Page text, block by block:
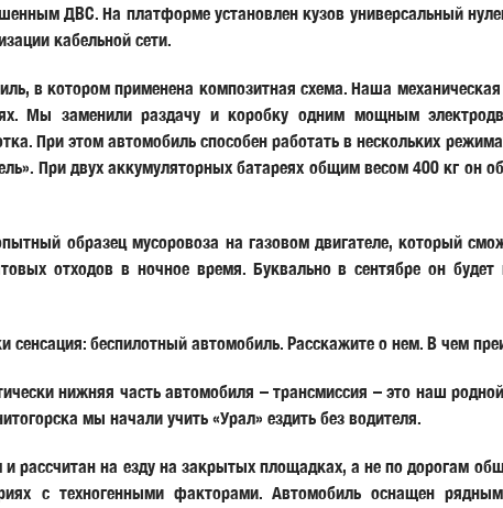
ДВС. На платформе установлен кузов универсальный
кабельной сети.
в котором применена композитная схема. Наша
Мы заменили раздачу и коробку одним мощным
При этом автомобиль способен работать в нескольких
При двух аккумуляторных батареях общим весом 400 кг он
образец мусоровоза на газовом двигателе, который
отходов в ночное время. Буквально в сентябре он
беспилотный автомобиль. Расскажите о нем. В чем
нижняя часть автомобиля – трансмиссия – это наш
мы начали учить «Урал» ездить без водителя.
рассчитан на езду на закрытых площадках, а не по дорогам
с техногенными факторами. Автомобиль оснащен